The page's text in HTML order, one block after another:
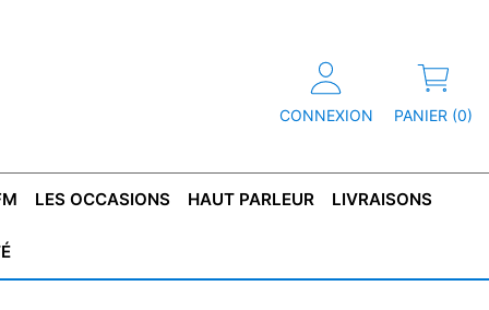
CONNEXION PANIER (0)
LES OCCASIONS HAUT PARLEUR LIVRAISONS